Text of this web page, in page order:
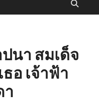
นา สมเด็จ
อ เจ้าฟ้า
า